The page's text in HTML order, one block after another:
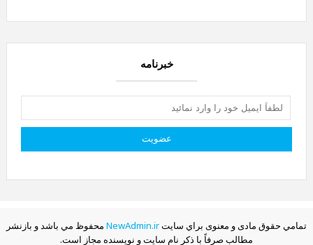
خبرنامه
تمامي حقوق مادی و معنوی براي سايتNewAdmin.ir محفوظ مي باشد و بازنشر
مطالب صرفاً با ذکر نام سايت و نويسنده مجاز است.